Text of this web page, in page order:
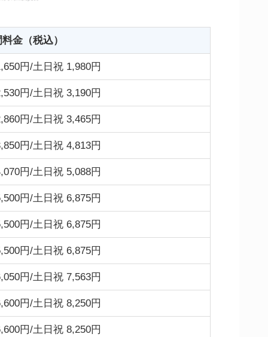
金（税込）
円/土日祝 1,980円
円/土日祝 3,190円
円/土日祝 3,465円
円/土日祝 4,813円
円/土日祝 5,088円
円/土日祝 6,875円
円/土日祝 6,875円
円/土日祝 6,875円
円/土日祝 7,563円
円/土日祝 8,250円
円/土日祝 8,250円